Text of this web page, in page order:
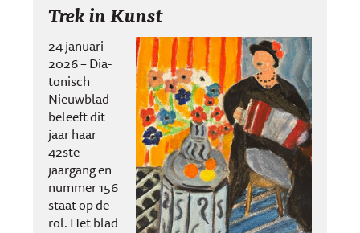
Trek in Kunst
24 januari
2026 – Dia­
tonisch
Nieuw­blad
beleeft dit
jaar haar
42ste
jaargang en
nummer 156
staat op de
rol. Het blad